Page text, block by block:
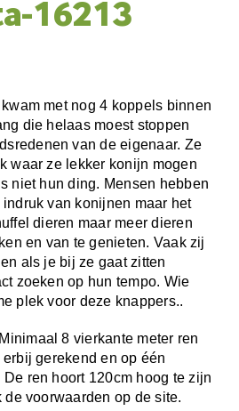
16213
met nog 4 koppels binnen
die helaas moest stoppen
van de eigenaar. Ze
waar ze lekker konijn mogen
niet hun ding. Mensen hebben
van konijnen maar het
dieren maar meer dieren
en van te genieten. Vaak zij
als je bij ze gaat zitten
zoeken op hun tempo. Wie
plek voor deze knappers..
8 vierkante meter ren
gerekend en op één
ren hoort 120cm hoog te zijn
voorwaarden op de site.